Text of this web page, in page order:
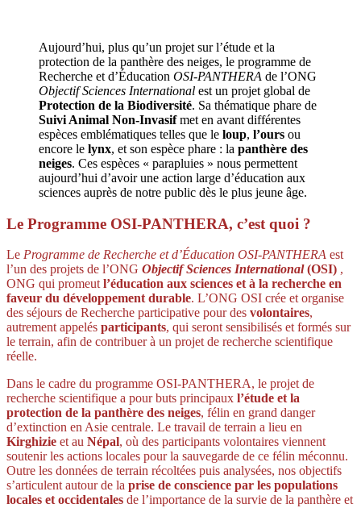
Aujourd’hui, plus qu’un projet sur l’étude et la
protection de la panthère des neiges, le programme de
Recherche et d’Éducation OSI-PANTHERA de l’ONG
Objectif Sciences International est un projet global de
Protection de la Biodiversité. Sa thématique phare de
Suivi Animal Non-Invasifmet en avant différentes
espèces emblématiques telles que le loup, l’ours ou
encore le lynx, et son espèce phare : la panthère des
neiges. Ces espèces « parapluies » nous permettent
aujourd’hui d’avoir une action large d’éducation aux
sciences auprès de notre public dès le plus jeune âge.
Le Programme OSI-PANTHERA, c’est quoi ?
Le Programme de Recherche et d’Éducation OSI-PANTHERA est
l’un des projets de l’ONG Objectif Sciences International(OSI) ,
ONG qui promeut l’éducation aux sciences et à la recherche en
faveur du développement durable. L’ONG OSI crée et organise
des séjours de Recherche participative pour des volontaires,
autrement appelés participants, qui seront sensibilisés et formés sur
le terrain, afin de contribuer à un projet de recherche scientifique
réelle.
Dans le cadre du programme OSI-PANTHERA, le projet de
recherche scientifique a pour buts principaux l’étude et la
protection de la panthère des neiges, félin en grand danger
d’extinction en Asie centrale. Le travail de terrain a lieu en
Kirghizie et au Népal, où des participants volontaires viennent
soutenir les actions locales pour la sauvegarde de ce félin méconnu.
Outre les données de terrain récoltées puis analysées, nos objectifs
s’articulent autour de la prise de conscience par les populations
locales et occidentales de l’importance de la survie de la panthère et